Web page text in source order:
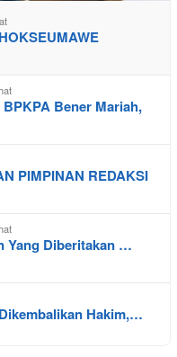
Bener Mariah,
PIMPINAN REDAKSI
Yang Diberitakan …
Hakim,…